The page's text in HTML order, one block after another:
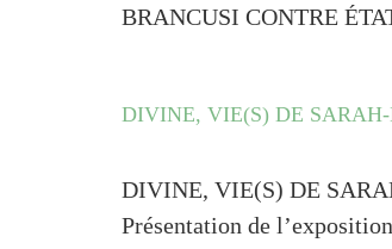
BRANCUSI CONTRE
DIVINE, VIE(S) DE
DIVINE, VIE(S) DE
Présentation de